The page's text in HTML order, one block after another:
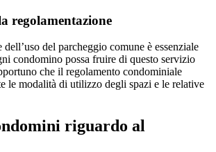
regolamentazione
del parcheggio comune è essenziale
condomino possa fruire di questo servizio
che il regolamento condominiale
le modalità di utilizzo degli spazi e le relative
riguardo al